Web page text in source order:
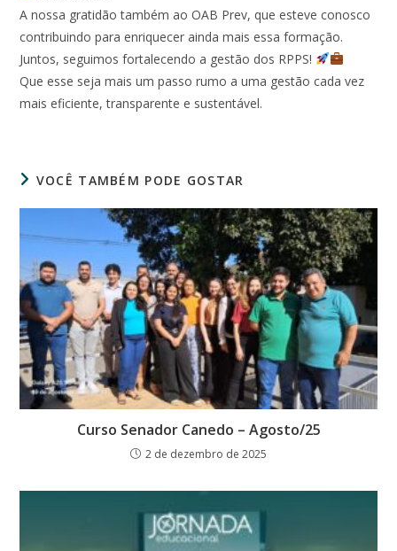
A nossa gratidão também ao OAB Prev, que esteve conosco
contribuindo para enriquecer ainda mais essa formação.
Juntos, seguimos fortalecendo a gestão dos RPPS!
Que esse seja mais um passo rumo a uma gestão cada vez
mais eficiente, transparente e sustentável.
VOCÊ TAMBÉM PODE GOSTAR
Curso Senador Canedo – Agosto/25
2 de dezembro de 2025